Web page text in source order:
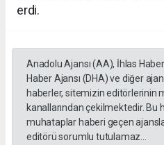
erdi.
Anadolu Ajansı (AA), İhlas
Haber Ajansı (DHA) ve diğer
haberler, sitemizin editörlerinin
kanallarından çekilmektedir. Bu
muhataplar haberi geçen
editörü sorumlu tutulamaz...